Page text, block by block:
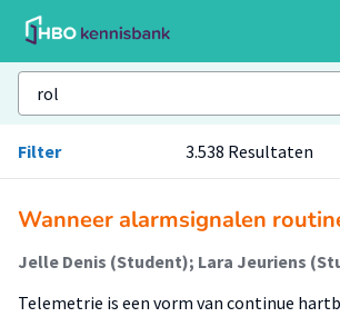
Filter 3.538 Resultaten
Wanneer alarmsignalen
Telemetrie is een vorm van continue